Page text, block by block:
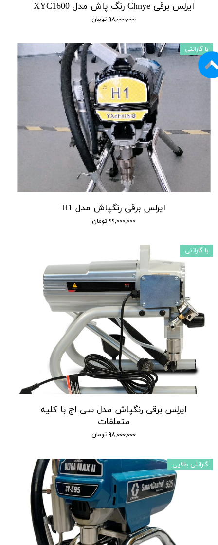
ایرلس برقی Chnye رنگ پاش مدل XYC1600
۹۸,۰۰۰,۰۰۰ تومان
ایرلس برقی رنگپاش مدل H1
۹۹,۰۰۰,۰۰۰ تومان
با گارانتی
ایرلس برقی رنگپاش مدل سی اچ با کلیه
متعلقات
۹۸,۰۰۰,۰۰۰ تومان
با گارانتی
گارانتی طلایی